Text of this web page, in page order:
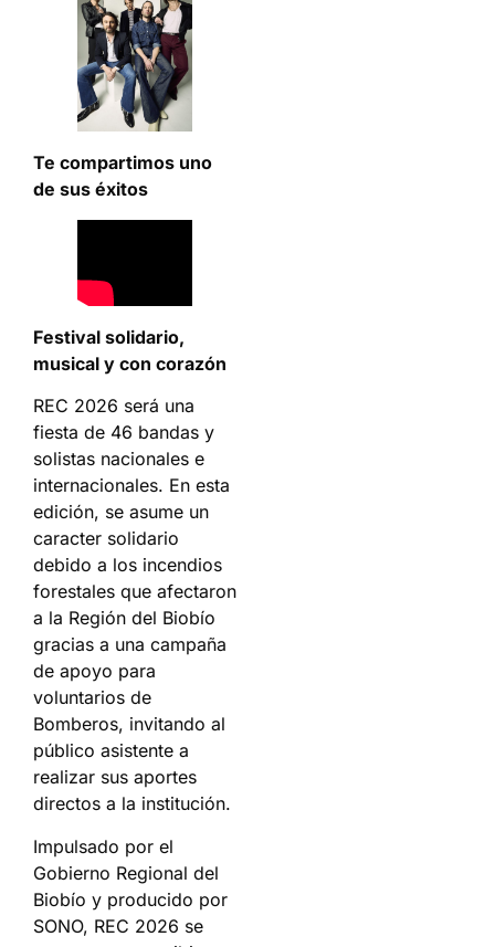
Te compartimos uno
de sus éxitos
Festival solidario,
musical y con corazón
REC 2026 será una
fiesta de 46 bandas y
solistas nacionales e
internacionales. En esta
edición, se asume un
caracter solidario
debido a los incendios
forestales que afectaron
a la Región del Biobío
gracias a una campaña
de apoyo para
voluntarios de
Bomberos, invitando al
público asistente a
realizar sus aportes
directos a la institución.
Impulsado por el
Gobierno Regional del
Biobío y producido por
SONO, REC 2026 se